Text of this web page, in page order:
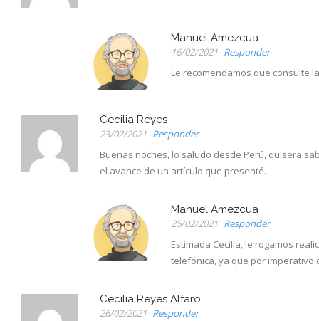
Manuel Amezcua
16/02/2021 Responder
Le recomendamos que consulte
Cecilia Reyes
23/02/2021 Responder
Buenas noches, lo saludo desde Perú, quisera
el avance de un artículo que presenté.
Manuel Amezcua
25/02/2021 Responder
Estimada Cecilia, le rogamos
telefónica, ya que por imperativo
Cecilia Reyes Alfaro
26/02/2021 Responder